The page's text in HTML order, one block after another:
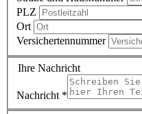
PLZ
Ort
Versichertennummer
Ihre Nachricht
Nachricht *